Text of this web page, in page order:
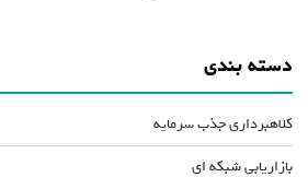
دسته بندی
کلاهبرداری جذب سرمایه
بازاریابی شبکه ای